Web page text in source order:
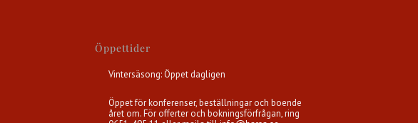
Öppettider
Vintersäsong: Öppet dagligen
Öppet för konferenser, beställningar och boende
året om. För offerter och bokningsförfrågan, ring